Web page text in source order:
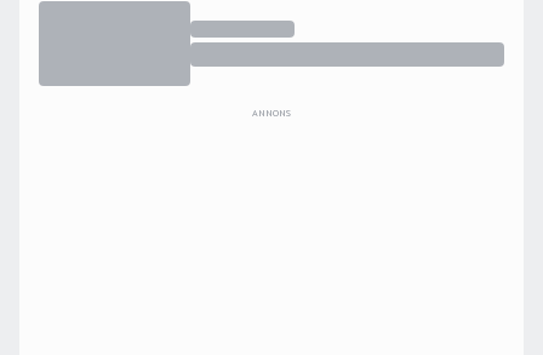
ANNONS